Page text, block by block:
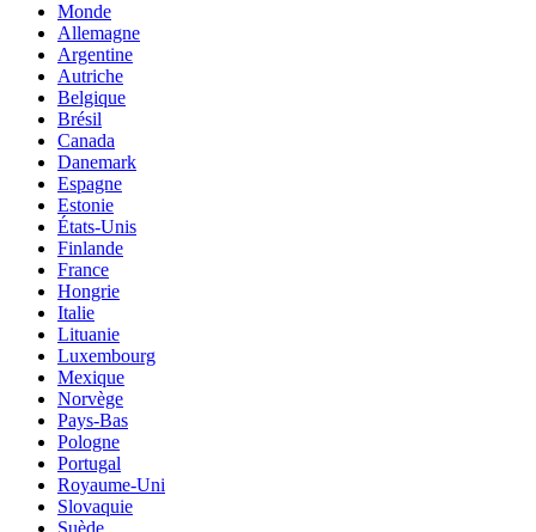
Monde
Allemagne
Argentine
Autriche
Belgique
Brésil
Canada
Danemark
Espagne
Estonie
États-Unis
Finlande
France
Hongrie
Italie
Lituanie
Luxembourg
Mexique
Norvège
Pays-Bas
Pologne
Portugal
Royaume-Uni
Slovaquie
Suède